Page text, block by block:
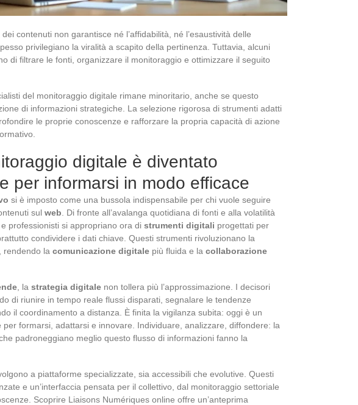
contenuti non garantisce né l’affidabilità, né l’esaustività delle
privilegiano la viralità a scapito della pertinenza. Tuttavia, alcuni
di filtrare le fonti, organizzare il monitoraggio e ottimizzare il seguito
del monitoraggio digitale rimane minoritario, anche se questo
di informazioni strategiche. La selezione rigorosa di strumenti adatti
le proprie conoscenze e rafforzare la propria capacità di azione
digitale è diventato
per informarsi in modo efficace
si è imposto come una bussola indispensabile per chi vuole seguire
sul web . Di fronte all’avalanga quotidiana di fonti e alla volatilità
professionisti si appropriano ora di strumenti digitali progettati per
condividere i dati chiave. Questi strumenti rivoluzionano la
rendendo la comunicazione digitale più fluida e la collaborazione
, la strategia digitale non tollera più l’approssimazione. I decisori
di riunire in tempo reale flussi disparati, segnalare le tendenze
il coordinamento a distanza. È finita la vigilanza subita: oggi è un
formarsi, adattarsi e innovare. Individuare, analizzare, diffondere: la
padroneggiano meglio questo flusso di informazioni fanno la
a piattaforme specializzate, sia accessibili che evolutive. Questi
e un’interfaccia pensata per il collettivo, dal monitoraggio settoriale
Scoprire Liaisons Numériques online offre un’anteprima